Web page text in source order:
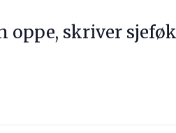
oppe, skriver